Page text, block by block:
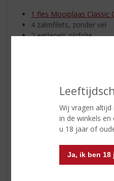
Wij vragen
in de winkels
u 18 jaar of
Ja, ik ben 18
1 fles Mooiplaas Classic
4 zalmfilets, zonder vel
2 eetlepels olijfolie
1 rode ui, fijngehakt
1 rode chilipeper,
2 eetlepels verse
1 eetlepel honing
1 eetlepel limoensap
Bereidingswijze: